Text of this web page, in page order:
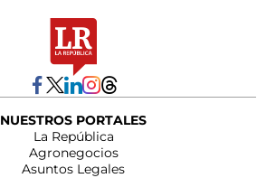
NUESTROS PORTALES
La República
Agronegocios
Asuntos Legales